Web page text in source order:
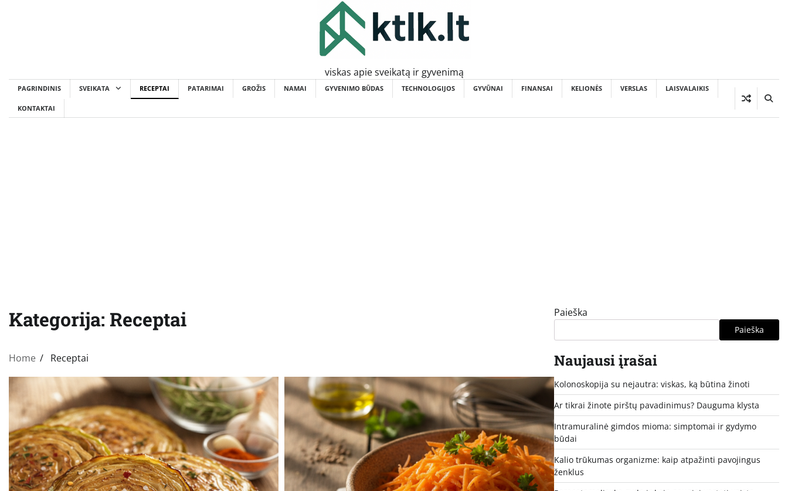
viskas apie sveikatą ir gyvenimą
PAGRINDINIS SVEIKATA RECEPTAI PATARIMAI GROŽIS NAMAI GYVENIMO BŪDAS TECHNOLOGIJOS GYVŪNAI FINANSAI KELIONĖS VERSLAS LAISVALAIKIS
KONTAKTAI
Kategorija: Receptai
Home Receptai
Paieška
Paieška
Naujausi įrašai
Kolonoskopija su nejautra: viskas, ką būtina žinoti
Ar tikrai žinote pirštų pavadinimus? Dauguma klysta
Intramuralinė gimdos mioma: simptomai ir gydymo
būdai
Kalio trūkumas organizme: kaip atpažinti pavojingus
ženklus